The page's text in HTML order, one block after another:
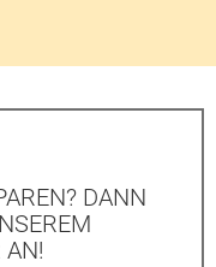
DANN
AN!